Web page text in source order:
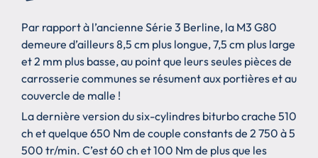
Par rapport à l’ancienne Série 3 Berline, la M3 G80
demeure d’ailleurs 8,5 cm plus longue, 7,5 cm plus large
et 2 mm plus basse, au point que leurs seules pièces de
carrosserie communes se résument aux portières et au
couvercle de malle !
La dernière version du six-cylindres biturbo crache 510
ch et quelque 650 Nm de couple constants de 2 750 à 5
500 tr/min. C’est 60 ch et 100 Nm de plus que les